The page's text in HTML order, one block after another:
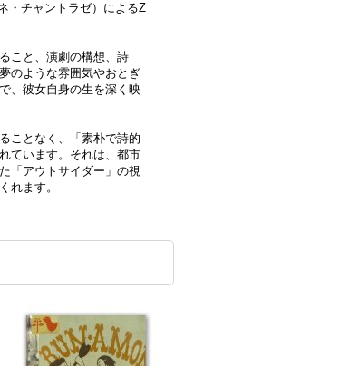
・チャントラゼ）によるZ
こと、演劇の構想、詩
のような雰囲気やおとぎ
、彼女自身の生を深く映
ことなく、「素朴で詩的
ています。それは、都市
「アウトサイダー」の視
れます。